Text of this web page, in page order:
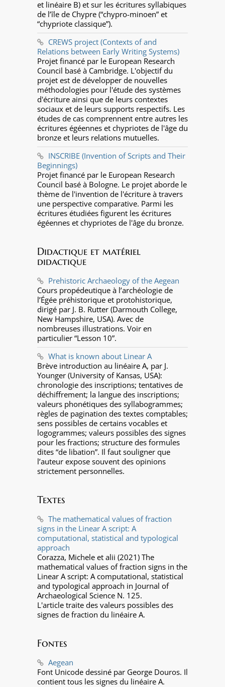
et linéaire B) et sur les écritures syllabiques
de l’île de Chypre (“chypro-minoen” et
“chypriote classique”).
CREWS project (Contexts of and
Relations between Early Writing Systems)
Projet financé par le European Research
Council basé à Cambridge. L'objectif du
projet est de développer de nouvelles
méthodologies pour l'étude des systèmes
d'écriture ainsi que de leurs contextes
sociaux et de leurs supports respectifs. Les
études de cas comprennent entre autres les
écritures égéennes et chypriotes de l'âge du
bronze et leurs relations mutuelles.
INSCRIBE (Invention of Scripts and Their
Beginnings)
Projet financé par le European Research
Council basé à Bologne. Le projet aborde le
thème de l'invention de l'écriture à travers
une perspective comparative. Parmi les
écritures étudiées figurent les écritures
égéennes et chypriotes de l'âge du bronze.
Didactique et matériel
didactique
Prehistoric Archaeology of the Aegean
Cours propédeutique à l’archéologie de
l’Égée préhistorique et protohistorique,
dirigé par J. B. Rutter (Darmouth College,
New Hampshire, USA). Avec de
nombreuses illustrations. Voir en
particulier “Lesson 10”.
What is known about Linear A
Brève introduction au linéaire A, par J.
Younger (University of Kansas, USA):
chronologie des inscriptions; tentatives de
déchiffrement; la langue des inscriptions;
valeurs phonétiques des syllabogrammes;
règles de pagination des textes comptables;
sens possibles de certains vocables et
logogrammes; valeurs possibles des signes
pour les fractions; structure des formules
dites “de libation”. Il faut souligner que
l’auteur expose souvent des opinions
strictement personnelles.
Textes
The mathematical values of fraction
signs in the Linear A script: A
computational, statistical and typological
approach
Corazza, Michele et alii (2021) The
mathematical values of fraction signs in the
Linear A script: A computational, statistical
and typological approach in Journal of
Archaeological Science N. 125.
L'article traite des valeurs possibles des
signes de fraction du linéaire A.
Fontes
Aegean
Font Unicode dessiné par George Douros. Il
contient tous les signes du linéaire A.